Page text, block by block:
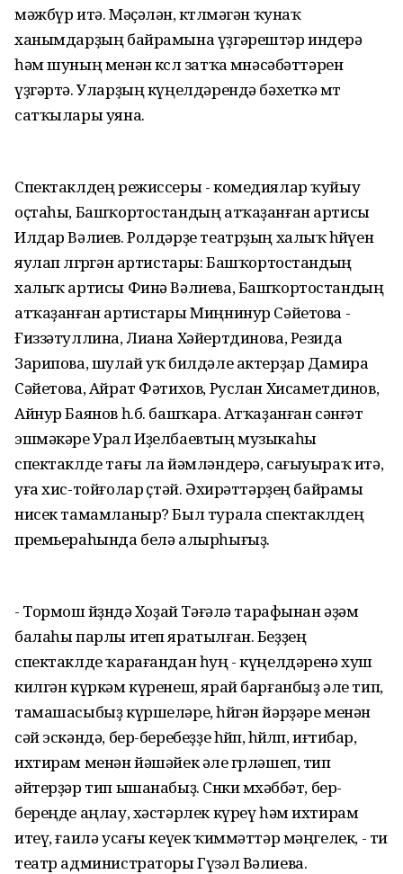
мәжбүр итә. Мәҫәлән, көтөлмәгән ҡунаҡ
ханымдарҙың байрамына үҙгәрештәр индерә
һәм шуның менән көслө затҡа мөнәсәбәттәрен
үҙгәртә. Уларҙың күңелдәрендә бәхеткә өмөт
сатҡылары уяна.
Спектаклдең режиссеры - комедиялар ҡуйыу
оҫтаһы, Башҡортостандың атҡаҙанған артисы
Илдар Вәлиев. Ролдәрҙе театрҙың халыҡ һөйөүен
яулап өлгөргән артистары: Башҡортостандың
халыҡ артисы Финә Вәлиева, Башҡортостандың
атҡаҙанған артистары Миңнинур Сәйетова -
Ғиззәтуллина, Лиана Хәйертдинова, Резида
Зарипова, шулай уҡ билдәле актерҙар Дамира
Сәйетова, Айрат Фәтихов, Руслан Хисаметдинов,
Айнур Баянов һ.б. башҡара. Атҡаҙанған сәнғәт
эшмәкәре Урал Иҙелбаевтың музыкаһы
спектаклде тағы ла йәмләндерә, сағыуыраҡ итә,
уға хис-тойғолар өҫтәй. Әхирәттәрҙең байрамы
нисек тамамланыр? Был турала спектаклдең
премьераһында белә алырһығыҙ.
- Тормош йөҙөндә Хоҙай Тәғәлә тарафынан әҙәм
балаһы парлы итеп яратылған. Беҙҙең
спектаклде ҡарағандан һуң - күңелдәренә хуш
килгән күркәм күренеш, ярай барғанбыҙ әле тип,
тамашасыбыҙ күршеләре, һөйгән йәрҙәре менән
сәй эскәндә, бер-беребеҙҙе һөйөп, һөйөлөп, иғтибар,
ихтирам менән йәшәйек әле гөрләшеп, тип
әйтерҙәр тип ышанабыҙ. Сөнки мөхәббәт, бер-
береңде аңлау, хәстәрлек күреү һәм ихтирам
итеү, ғаилә усағы кеүек ҡиммәттәр мәңгелек, - ти
театр администраторы Гүзәл Вәлиева.